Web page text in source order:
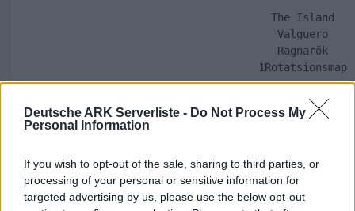
Deutsche ARK Serverliste - Do Not Process My
Personal Information
If you wish to opt-out of the sale, sharing to third parties, or
processing of your personal or sensitive information for
targeted advertising by us, please use the below opt-out
The Island
Valguero
Ragnarök
1Rotatsionsmap
---✨️Mods
✨️---
Chasuns Building Helper
Cybers Pull It,Desmodus: